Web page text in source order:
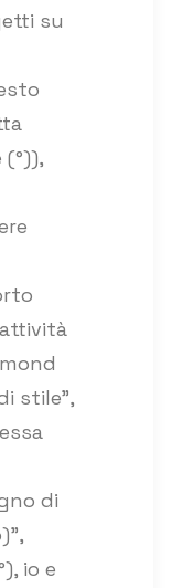
su
(°)),
stile”,
di
io e